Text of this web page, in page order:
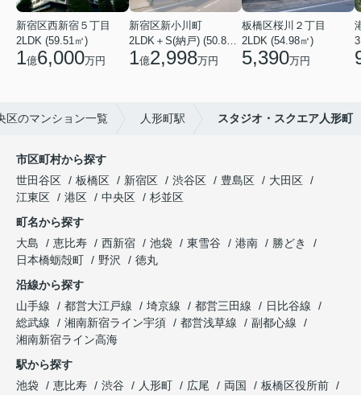
新宿区西新宿５丁目
2LDK (59.51㎡)
1億6,000万円
新宿区新小川町
2LDK＋S(納戸) (50.88㎡)
1億2,998万円
板橋区桜川２丁目
2LDK (54.98㎡)
5,390万円
区のマンション一覧 人形町駅 スタジオ・スクエア人形町
市区町村から探す
世田谷区
板橋区 新宿区 渋谷区 豊島区
大田区
江東区
港区 中央区
杉並区
町名から探す
大島
恵比寿 西新宿 池袋 東雪谷 港南
勝どき
日本橋蛎殻町
野沢
徳丸
沿線から探す
山手線
都営大江戸線 埼京線 都営三田線
日比谷線
総武線
湘南新宿ライン宇須 都営浅草線
副都心線
湘南新宿ライン高海
駅から探す
池袋
恵比寿 渋谷 人形町 広尾 両国
板橋区役所前